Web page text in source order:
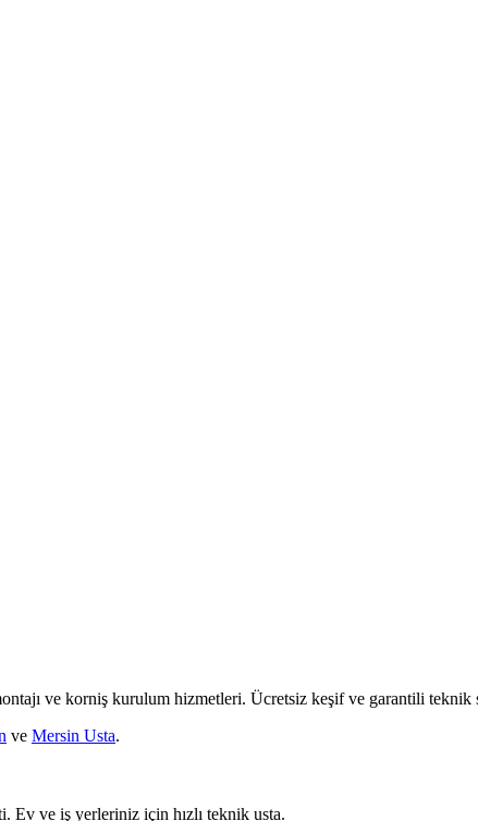
ve korniş kurulum hizmetleri. Ücretsiz keşif ve garantili teknik
ve Mersin Usta.
Ev ve iş yerleriniz için hızlı teknik usta.